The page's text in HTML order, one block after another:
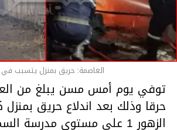
العاصمة: حريق بمنزل يتسبب
حرقا وذلك بعد اندلاع حريق
الزهور 1 على مستوى مدرسة